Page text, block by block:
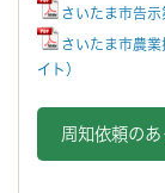
さいたま市告
さいたま市農
イト）
周知依頼のあ